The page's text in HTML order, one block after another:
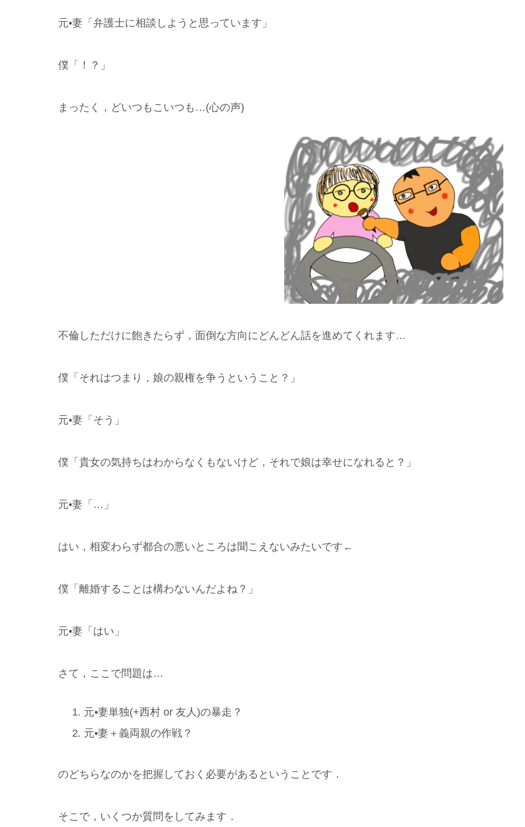
元•妻「弁護士に相談しようと思っています」
僕「！？」
まったく，どいつもこいつも…(心の声)
不倫しただけに飽きたらず，面倒な方向にどんどん話を進めてくれます…
僕「それはつまり，娘の親権を争うということ？」
元•妻「そう」
僕「貴女の気持ちはわからなくもないけど，それで娘は幸せになれると？」
元•妻「…」
はい，相変わらず都合の悪いところは聞こえないみたいです←
僕「離婚することは構わないんだよね？」
元•妻「はい」
さて，ここで問題は…
元•妻単独(+西村 or 友人)の暴走？
元•妻＋義両親の作戦？
のどちらなのかを把握しておく必要があるということです．
そこで，いくつか質問をしてみます．